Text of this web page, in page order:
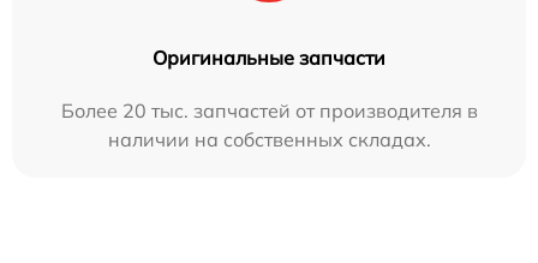
Оригинальные запчасти
Более 20 тыс. запчастей от производителя в
наличии на собственных складах.